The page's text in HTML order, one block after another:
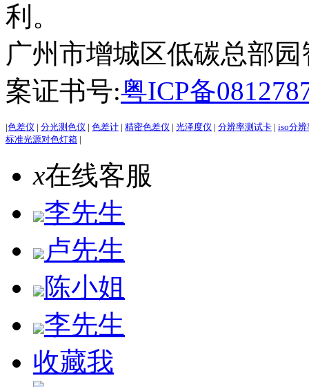
利。
广州市增城区低碳总部
案证书号:粤ICP备
|色差仪 | 分光测色仪 | 色差计 | 精密色差仪 | 光泽度仪 | 分辨率测试卡 | iso分
标准光源对色灯箱 |
x在线客服
李先生
卢先生
陈小姐
李先生
收藏我